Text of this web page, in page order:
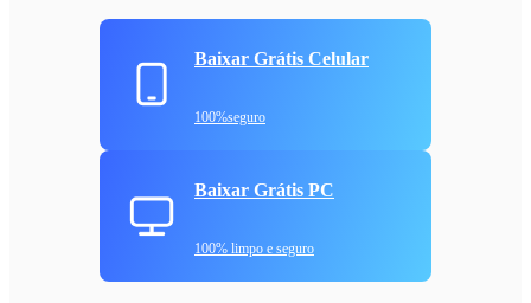
Baixar Grátis Celular
100%seguro
Baixar Grátis PC
100% limpo e seguro